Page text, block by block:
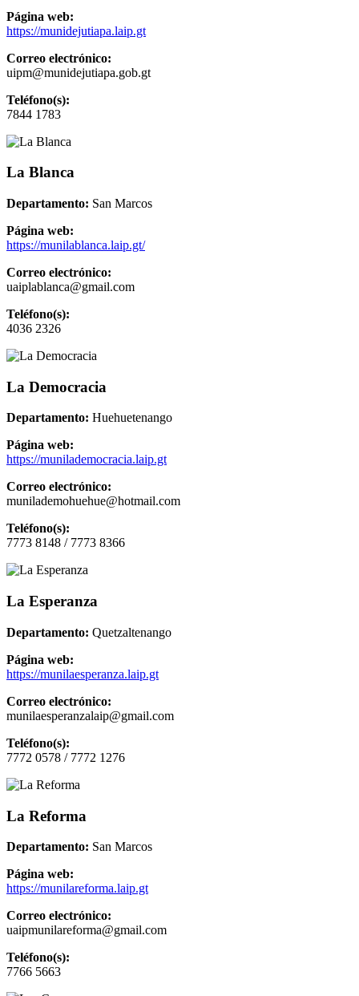
Página web:
https://munidejutiapa.laip.gt
Correo electrónico:
uipm@munidejutiapa.gob.gt
Teléfono(s):
7844 1783
La Blanca
Departamento: San Marcos
Página web:
https://munilablanca.laip.gt/
Correo electrónico:
uaiplablanca@gmail.com
Teléfono(s):
4036 2326
La Democracia
Departamento: Huehuetenango
Página web:
https://munilademocracia.laip.gt
Correo electrónico:
munilademohuehue@hotmail.com
Teléfono(s):
7773 8148 / 7773 8366
La Esperanza
Departamento: Quetzaltenango
Página web:
https://munilaesperanza.laip.gt
Correo electrónico:
munilaesperanzalaip@gmail.com
Teléfono(s):
7772 0578 / 7772 1276
La Reforma
Departamento: San Marcos
Página web:
https://munilareforma.laip.gt
Correo electrónico:
uaipmunilareforma@gmail.com
Teléfono(s):
7766 5663